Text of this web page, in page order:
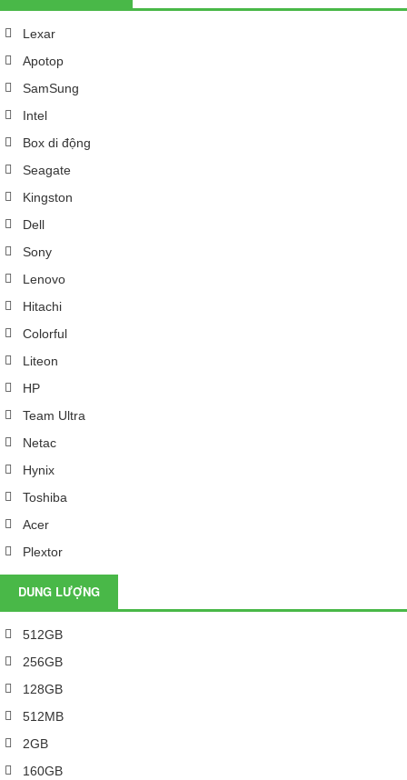
Lexar
Apotop
SamSung
Intel
Box di động
Seagate
Kingston
Dell
Sony
Lenovo
Hitachi
Colorful
Liteon
HP
Team Ultra
Netac
Hynix
Toshiba
Acer
Plextor
DUNG LƯỢNG
512GB
256GB
128GB
512MB
2GB
160GB